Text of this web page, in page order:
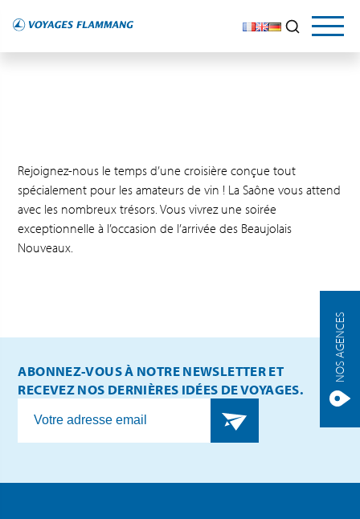
NOS AGENCES
Rejoignez-nous le temps d’une croisière conçue tout
spécialement pour les amateurs de vin ! La Saône vous attend
avec les nombreux trésors. Vous vivrez une soirée
exceptionnelle à l’occasion de l’arrivée des Beaujolais
Nouveaux.
ABONNEZ-VOUS À NOTRE NEWSLETTER ET
RECEVEZ NOS DERNIÈRES IDÉES DE VOYAGES.